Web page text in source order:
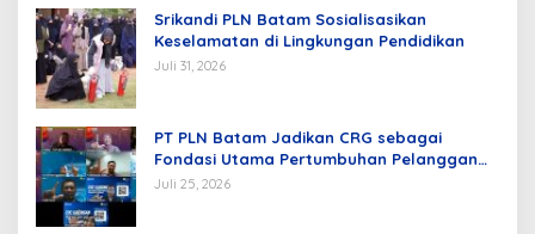
Srikandi PLN Batam Sosialisasikan
Keselamatan di Lingkungan Pendidikan
Juli 31, 2026
PT PLN Batam Jadikan CRG sebagai
Fondasi Utama Pertumbuhan Pelanggan
dan Pembangunan Infrastruktur
Juli 25, 2026